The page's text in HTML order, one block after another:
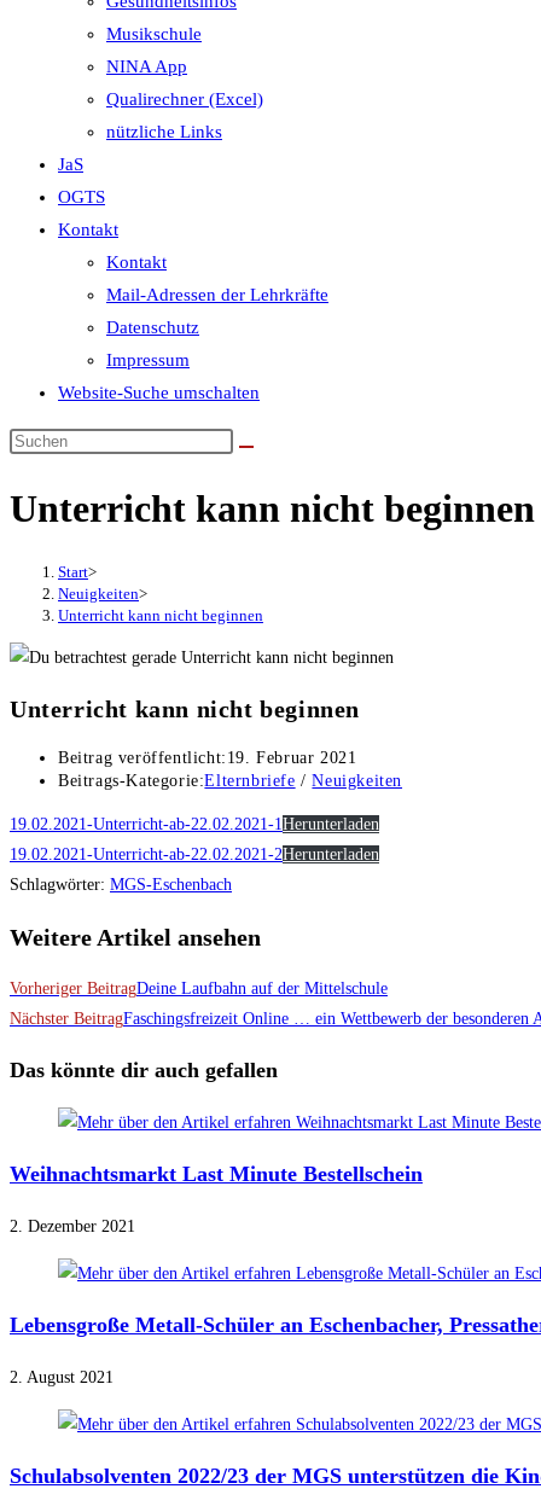
Musikschule
NINA App
Qualirechner (Excel)
nützliche Links
JaS
OGTS
Kontakt
Kontakt
Mail-Adressen der Lehrkräfte
Datenschutz
Impressum
Website-Suche umschalten
Unterricht kann nicht beginnen
Start>
Neuigkeiten>
Unterricht kann nicht beginnen
Unterricht kann nicht beginnen
Beitrag veröffentlicht: 19. Februar 2021
Beitrags-Kategorie:Elternbriefe / Neuigkeiten
19.02.2021-Unterricht-ab-22.02.2021-1Herunterladen
19.02.2021-Unterricht-ab-22.02.2021-2Herunterladen
Schlagwörter: MGS-Eschenbach
Weitere Artikel ansehen
Vorheriger BeitragDeine Laufbahn auf der Mittelschule
Nächster BeitragFaschingsfreizeit Online … ein Wettbewerb der besonderen
Das könnte dir auch gefallen
Weihnachtsmarkt Last Minute Bestellschein
2. Dezember 2021
Lebensgroße Metall-Schüler an Eschenbacher,
2. August 2021
Schulabsolventen 2022/23 der MGS unterstützen die